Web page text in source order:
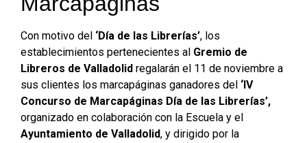
Con motivo del ‘Día de las Librerías’, los
establecimientos pertenecientes al Gremio de
Libreros de Valladolid regalarán el 11 de noviembre a
sus clientes los marcapáginas ganadores del ‘IV
Concurso de Marcapáginas Día de las Librerías’,
organizado en colaboración con la Escuela y el
Ayuntamiento de Valladolid, y dirigido por la